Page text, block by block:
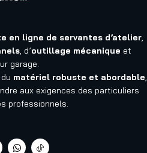
en ligne de servantes d’atelier,
, d’outillage mécanique et
garage.
matériel robuste et abordable,
aux exigences des particuliers
professionnels.